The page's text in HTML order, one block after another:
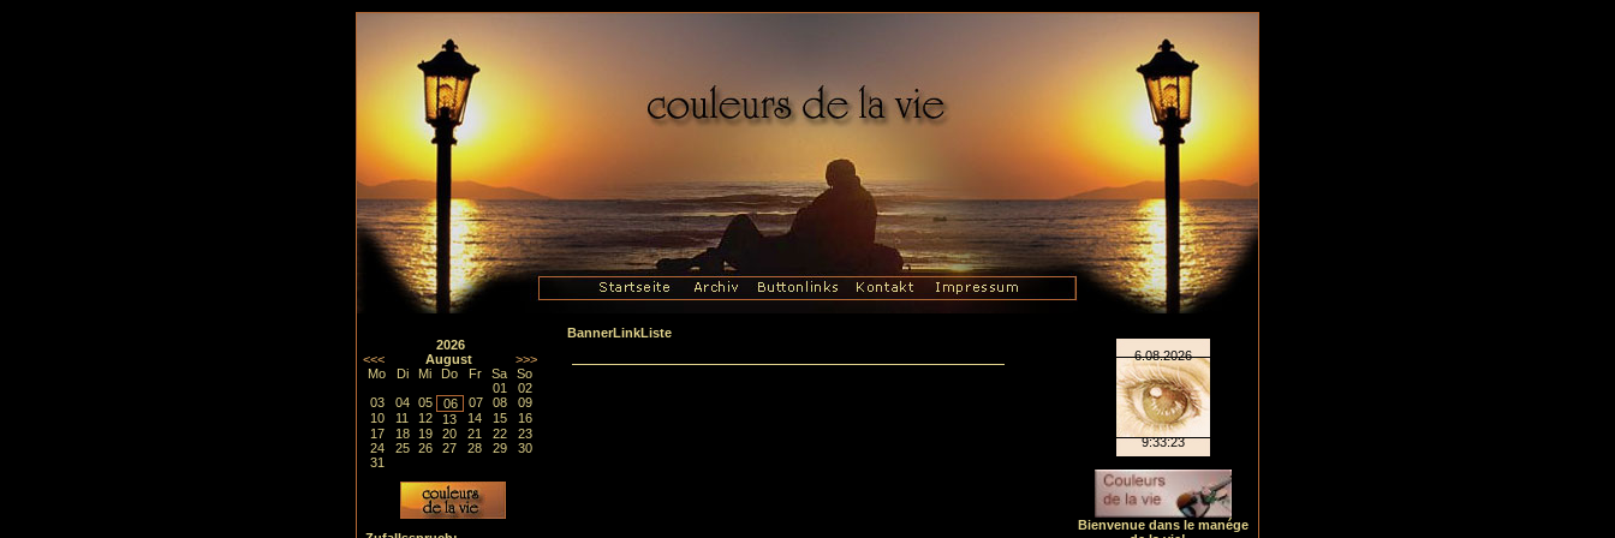
2026
<<<
August
>>>
Mo
Di Mi Do Fr Sa
So
01
02
03
04 05 06 07 08
09
10
11 12 13 14 15
16
17
18 19 20 21 22
23
24
25 26 27 28 29
30
31
BannerLinkListe
Bienvenue dans le manége